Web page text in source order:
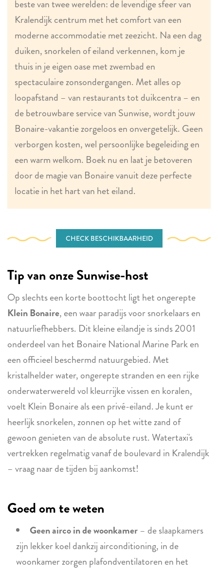
beste van twee werelden: de levendige sfeer van
Kralendijk centrum met het comfort van een
moderne accommodatie met zeezicht. Na een dag
duiken, snorkelen of eiland verkennen, kom je
thuis in je eigen oase met zwembad en
spectaculaire zonsondergangen. Met alles op
loopafstand – van restaurants tot duikcentra – en
de betrouwbare service van Sunwise, wordt jouw
Bonaire-vakantie zorgeloos en onvergetelijk. Geen
verborgen kosten, wel persoonlijke begeleiding en
een warm welkom. Boek nu en laat je betoveren
door de magie van Bonaire vanuit deze perfecte
locatie in het hart van het eiland.
CHECK BESCHIKBAARHEID
Tip van onze Sunwise-host
Op slechts een korte boottocht ligt het ongerepte
Klein Bonaire, een waar paradijs voor snorkelaars en
natuurliefhebbers. Dit kleine eilandje is sinds 2001
onderdeel van het Bonaire National Marine Park en
een officieel beschermd natuurgebied. Met
kristalhelder water, ongerepte stranden en een rijke
onderwaterwereld vol kleurrijke vissen en koralen,
voelt Klein Bonaire als een privé-eiland. Je kunt er
heerlijk snorkelen, zonnen op het witte zand of
gewoon genieten van de absolute rust. Watertaxi's
vertrekken regelmatig vanaf de boulevard in Kralendijk
– vraag naar de tijden bij aankomst!
Goed om te weten
Geen airco in de woonkamer– de slaapkamers
zijn lekker koel dankzij airconditioning, in de
woonkamer zorgen plafondventilatoren en het